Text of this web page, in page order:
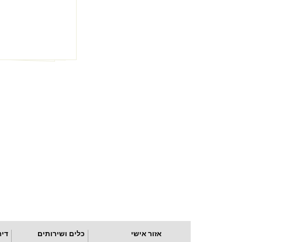
אזור אישי כלים ושירותים